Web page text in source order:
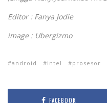
Editor : Fanya Jodie
image : Ubergizmo
android intel prosesor
FACEBOOK